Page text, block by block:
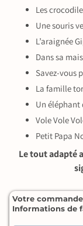
Les
Une souris
L’araignée
Dans sa
Savez-vous
La famille
Un
Vole Vole
Petit Papa
Le tout adapté
Votre
Informations de